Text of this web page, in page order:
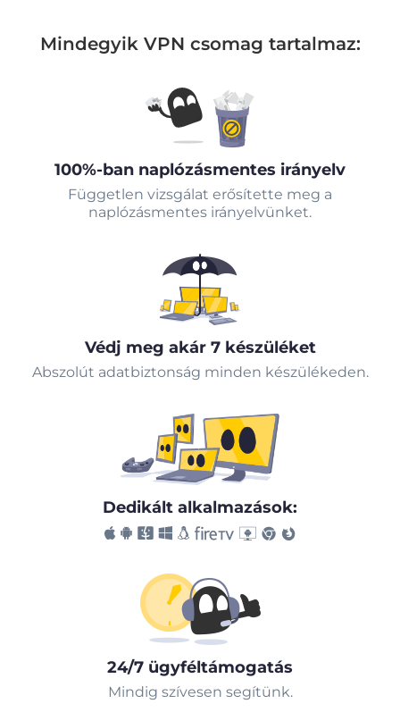
Mindegyik VPN csomag tartalmaz:
100%-ban naplózásmentes irányelv
Független vizsgálat erősítette meg a
naplózásmentes irányelvünket.
Védj meg akár 7 készüléket
Abszolút adatbiztonság minden készülékeden.
Dedikált alkalmazások:
24/7 ügyféltámogatás
Mindig szívesen segítünk.